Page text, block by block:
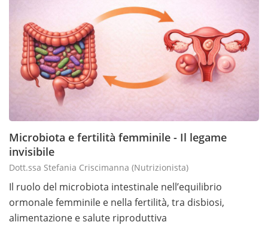
Microbiota e fertilità femminile - Il legame
invisibile
Dott.ssa Stefania Criscimanna (nutrizionista)
Il ruolo del microbiota intestinale nell’equilibrio
ormonale femminile e nella fertilità, tra disbiosi,
alimentazione e salute riproduttiva